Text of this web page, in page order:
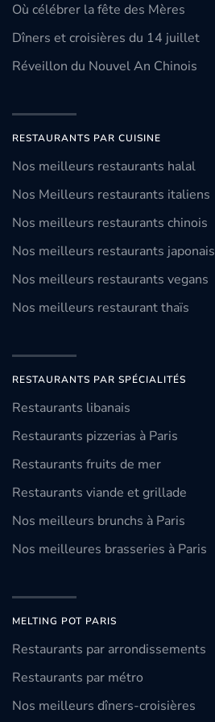
Où célébrer la fête des Mères
Dîners et croisières du 14 juillet
Réveillon du Nouvel An Chinois
RESTAURANTS PAR CUISINE
Nos meilleurs restaurants halal
Nos Meilleurs restaurants italiens
Nos meilleurs restaurants chinois
Nos meilleurs restaurants japonais
Nos meilleurs restaurants vegans
Nos meilleurs restaurant thaïs
RESTAURANTS PAR SPÉCIALITÉS
Restaurants libanais
Restaurants pizzerias à Paris
Restaurants fruits de mer
Restaurants viande et grillade
Nos meilleurs brunchs à Paris
Nos meilleures brasseries à Paris
MELTING POT PARIS
Restaurants par arrondissements
Restaurants par métro
Nos meilleurs dîners-croisières